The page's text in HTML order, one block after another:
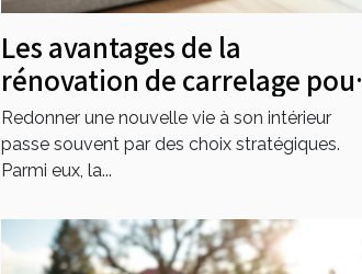
Les avantages de la
rénovation de carrelage pour
valoriser votre intérieur
Redonner une nouvelle vie à son intérieur
passe souvent par des choix stratégiques.
Parmi eux, la...